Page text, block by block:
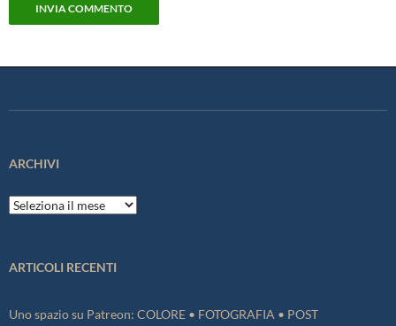
ARCHIVI
Archivi
ARTICOLI RECENTI
Uno spazio su Patreon: COLORE • FOTOGRAFIA • POST